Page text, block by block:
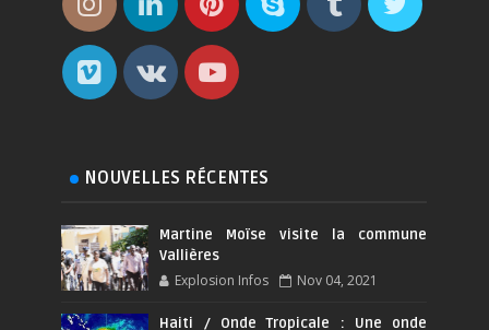
NOUVELLES RÉCENTES
Martine Moïse visite la commune
Vallières
Explosion Infos Nov 04, 2021
Haiti / Onde Tropicale : Une onde